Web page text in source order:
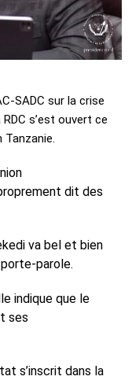
SADC sur la crise
s’est ouvert ce
Tanzanie.
dit des
va bel et bien
parole.
indique que le
ses
s’inscrit dans la